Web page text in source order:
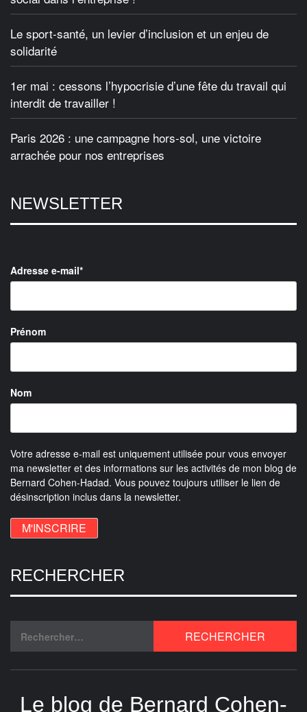
Le sport-santé, un levier d’inclusion et un enjeu de
solidarité
1er mai : cessons l’hypocrisie d’une fête du travail qui
interdit de travailler !
Paris 2026 : une campagne hors-sol, une victoire
arrachée pour nos entreprises
NEWSLETTER
Adresse e-mail*
Prénom
Nom
Votre adresse e-mail est uniquement utilisée pour vous envoyer
ma newsletter et des informations sur les activités de mon blog de
Bernard Cohen-Hadad. Vous pouvez toujours utiliser le lien de
désinscription inclus dans la newsletter.
RECHERCHER
Le blog de Bernard Cohen-